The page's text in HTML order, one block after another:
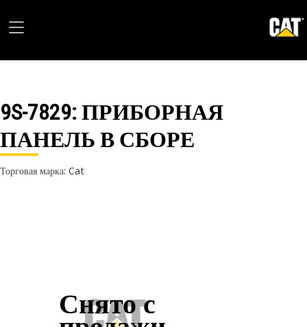
9S-7829: ПРИБОРНАЯ
ПАНЕЛЬ В СБОРЕ
Торговая марка: Cat
Снято с